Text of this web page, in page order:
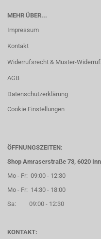
MEHR ÜBER...
Impressum
Kontakt
Widerrufsrecht & Muster-
AGB
Datenschutzerklärung
Cookie Einstellungen
ÖFFNUNGSZEITEN:
Shop Amraserstraße 73, 6020
Mo - Fr: 09:00 - 12:30
Mo - Fr: 14:30 - 18:00
Sa: 09:00 - 12:30
KONTAKT: